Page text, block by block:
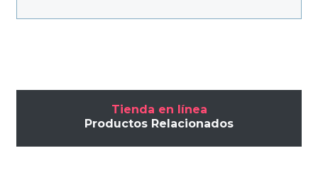
Tienda en línea
Productos Relacionados